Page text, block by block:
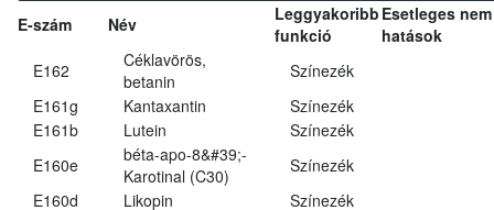
E-szám Név
Leggyakoribb
funkció
Esetleges
hatások
E162
Céklavörös,
betanin
Színezék
E161g
Kantaxantin
Színezék
E161b
Lutein
Színezék
E160e
béta-apo-8&#39;-
Karotinal (C30)
Színezék
E160d
Likopin Színezék